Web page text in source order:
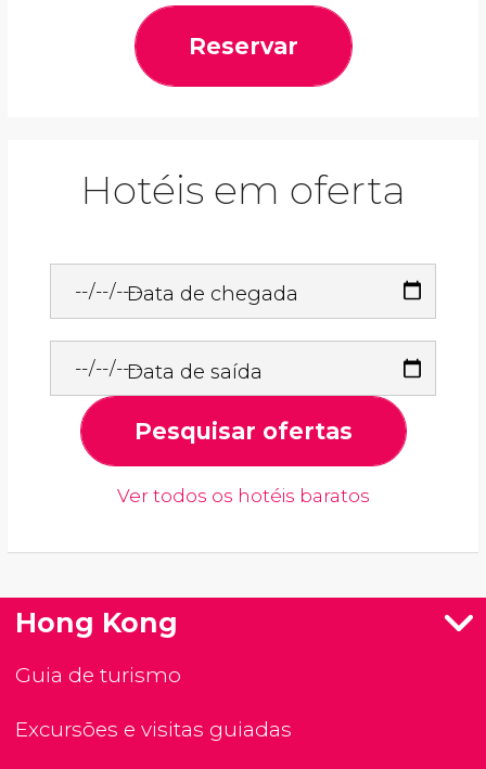
Reservar
Hotéis em oferta
Data de chegada
Data de saída
Pesquisar ofertas
Ver todos os hotéis baratos
Hong Kong
Guia de turismo
Excursões e visitas guiadas